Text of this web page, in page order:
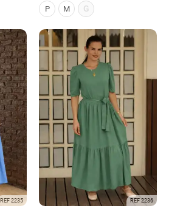
P M G
REF 2235 REF 2236